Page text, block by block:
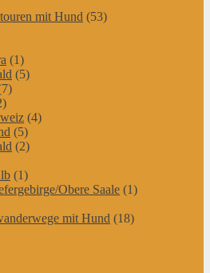
mit Hund (53)
(1)
(5)
(4)
(5)
(2)
(1)
Obere Saale (1)
mit Hund (18)